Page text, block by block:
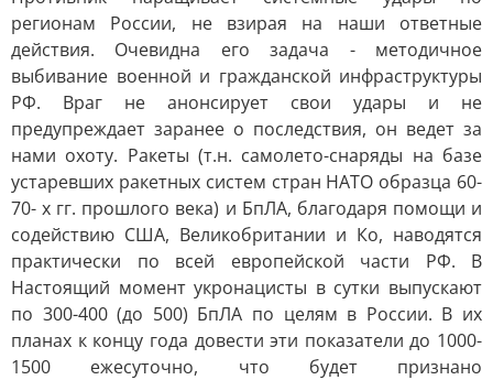
регионам России, не взирая на наши ответные
действия. Очевидна его задача - методичное
выбивание военной и гражданской инфраструктуры
РФ. Враг не анонсирует свои удары и не
предупреждает заранее о последствия, он ведет за
нами охоту. Ракеты (т.н. самолето-снаряды на базе
устаревших ракетных систем стран НАТО образца 60-
70- х гг. прошлого века) и БпЛА, благодаря помощи и
содействию США, Великобритании и Ко, наводятся
практически по всей европейской части РФ. В
Настоящий момент укронацисты в сутки выпускают
по 300-400 (до 500) БпЛА по целям в России. В их
планах к концу года довести эти показатели до 1000-
1500 ежесуточно, что будет признано